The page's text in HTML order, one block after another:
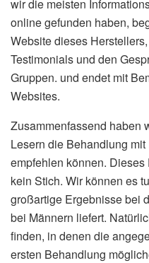
wir die meisten
online gefunden haben,
Website dieses
Testimonials und den
Gruppen. und endet mit
Websites.
Zusammenfassend haben
Lesern die Behandlung
empfehlen können.
kein Stich. Wir können es
großartige Ergebnisse bei
bei Männern liefert.
finden, in denen die
ersten Behandlung